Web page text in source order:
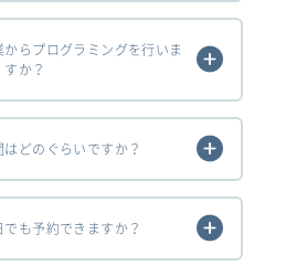
らプログラミングを行いま
すか？
どのぐらいですか？
も予約できますか？